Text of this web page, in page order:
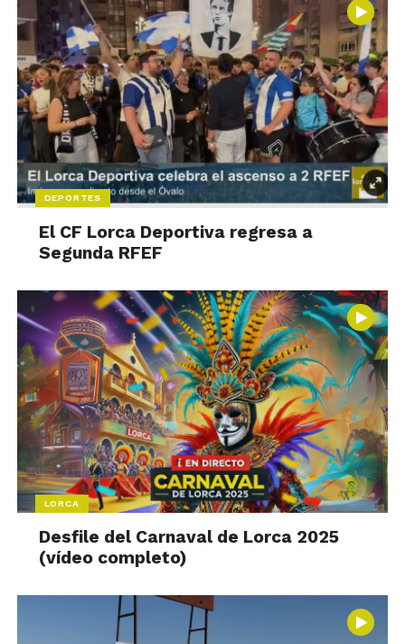
DEPORTES
El CF Lorca Deportiva regresa a
Segunda RFEF
LORCA
Desfile del Carnaval de Lorca 2025
(vídeo completo)